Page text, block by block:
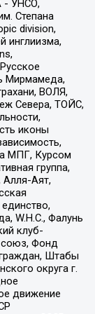
- УНСО,
Степана
division,
инглиизма,
Мирмамеда,
ВОЛЯ,
Севера, ТОЙС,
иконы
МПГ, Курсом
группа,
Алля-Аят,
W.H.С., Фалунь
клуб-
Фонд
Штабы
округа г.
движение